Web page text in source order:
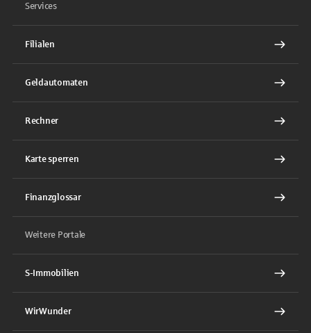
Services
Filialen
Geldautomaten
Rechner
Karte sperren
Finanzglossar
Weitere Portale
S-Immobilien
WirWunder